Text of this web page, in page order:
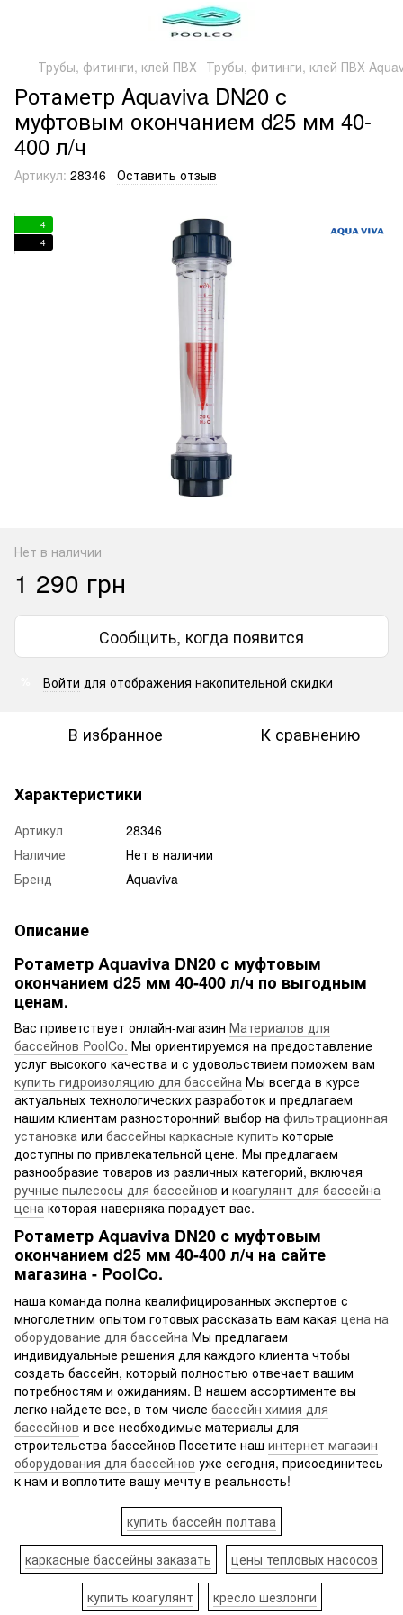
Трубы, фитинги, клей ПВХ Трубы, фитинги, клей ПВХ
Ротаметр Aquaviva DN20 с
муфтовым окончанием d25 мм 40-
400 л/ч
Артикул: 28346 Оставить отзыв
4
4
Нет в наличии
1 290 грн
Сообщить, когда появится
Войти для отображения накопительной скидки
В избранное К сравнению
Характеристики
Артикул
28346
Наличие
Нет в наличии
Бренд
Aquaviva
Описание
Ротаметр Aquaviva DN20 с муфтовым
окончанием d25 мм 40-400 л/ч по выгодным
ценам.
Вас приветствует онлайн-магазин Материалов для
бассейнов PoolCo. Мы ориентируемся на предоставление
услуг высокого качества и с удовольствием поможем вам
купить гидроизоляцию для бассейна Мы всегда в курсе
актуальных технологических разработок и предлагаем
нашим клиентам разносторонний выбор на фильтрационная
установка или бассейны каркасные купить которые
доступны по привлекательной цене. Мы предлагаем
разнообразие товаров из различных категорий, включая
ручные пылесосы для бассейнов и коагулянт для бассейна
цена которая наверняка порадует вас.
Ротаметр Aquaviva DN20 с муфтовым
окончанием d25 мм 40-400 л/ч на сайте
магазина - PoolCo.
наша команда полна квалифицированных экспертов с
многолетним опытом готовых рассказать вам какая цена на
оборудование для бассейна Мы предлагаем
индивидуальные решения для каждого клиента чтобы
создать бассейн, который полностью отвечает вашим
потребностям и ожиданиям. В нашем ассортименте вы
легко найдете все, в том числе бассейн химия для
бассейнов и все необходимые материалы для
строительства бассейнов Посетите наш интернет магазин
оборудования для бассейнов уже сегодня, присоединитесь
к нам и воплотите вашу мечту в реальность!
купить бассейн полтава
каркасные бассейны заказать цены тепловых насосов
купить коагулянт кресло шезлонги